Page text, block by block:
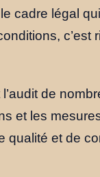
cadre légal
c’est
de
et les
qualité et de